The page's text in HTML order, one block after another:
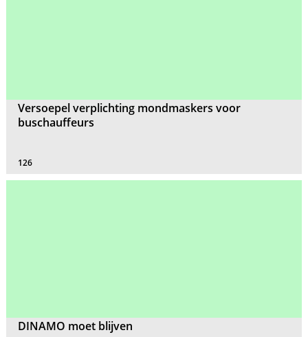
Versoepel verplichting mondmaskers voor
buschauffeurs
126
DINAMO moet blijven